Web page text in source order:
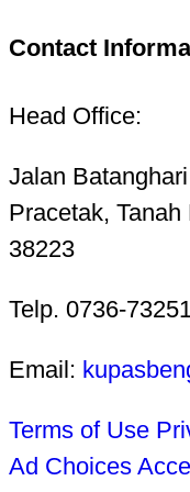
Contact
Head Office:
Jalan
Pracetak,
38223
Telp. 0736-
Email:
Terms of Use
Ad Choices